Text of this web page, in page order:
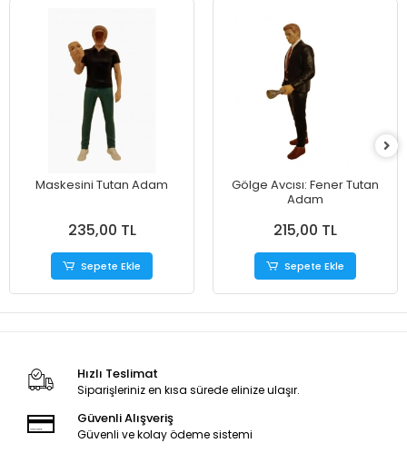
Maskesini Tutan Adam
235,00 TL
Sepete Ekle
​Gölge Avcısı: Fener Tutan
Adam
215,00 TL
Sepete Ekle
Hızlı Teslimat
Siparişleriniz en kısa sürede elinize ulaşır.
Güvenli Alışveriş
Güvenli ve kolay ödeme sistemi